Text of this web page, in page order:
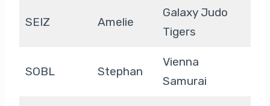
SEIZ Amelie
Galaxy Judo
Tigers
SOBL Stephan
Vienna
Samurai